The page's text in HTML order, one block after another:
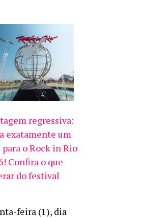
regressiva:
exatamente um
para o Rock in Rio
Confira o que
do festival
feira (1), dia